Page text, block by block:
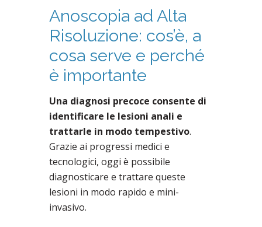
Anoscopia ad Alta
Risoluzione: cos’è, a
cosa serve e perché
è importante
Una diagnosi precoce consente di
identificare le lesioni anali e
trattarle in modo tempestivo.
Grazie ai progressi medici e
tecnologici, oggi è possibile
diagnosticare e trattare queste
lesioni in modo rapido e mini-
invasivo.